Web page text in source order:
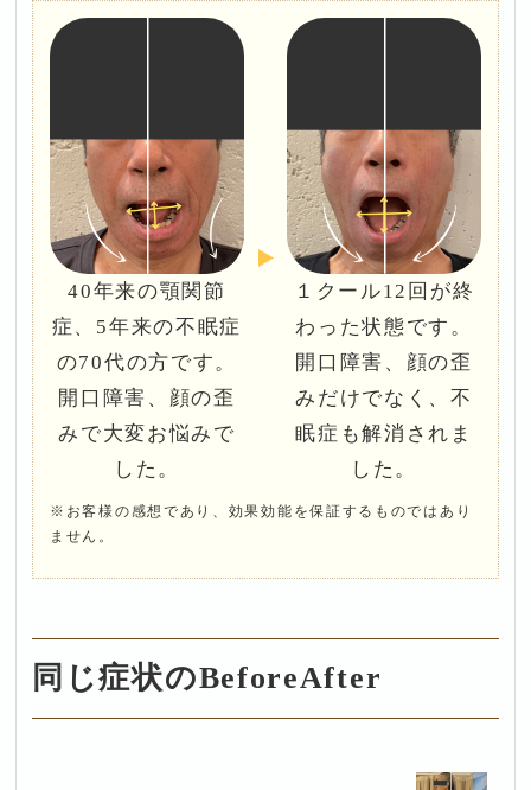
40年来の顎関節
症、5年来の不眠症
の70代の方です。
開口障害、顔の歪
みで大変お悩みで
した。
１クール12回が終
わった状態です。
開口障害、顔の歪
みだけでなく、不
眠症も解消されま
した。
※お客様の感想であり、効果効能を保証するものではあり
ません。
同じ症状のBeforeAfter